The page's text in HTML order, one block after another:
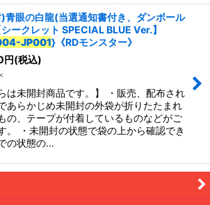
絞り込む
青眼の白龍(当選通知書付き、ダンボール
ークレット SPECIAL BLUE Ver.】
JP001}《RDモンスター》
円(税込)
は未開封商品です。】 ・販売、配布され
あらかじめ未開封の外袋が折りたたまれ
の、テープが付着しているものなどがご
。 ・未開封の状態で袋の上から確認でき
の状態の…